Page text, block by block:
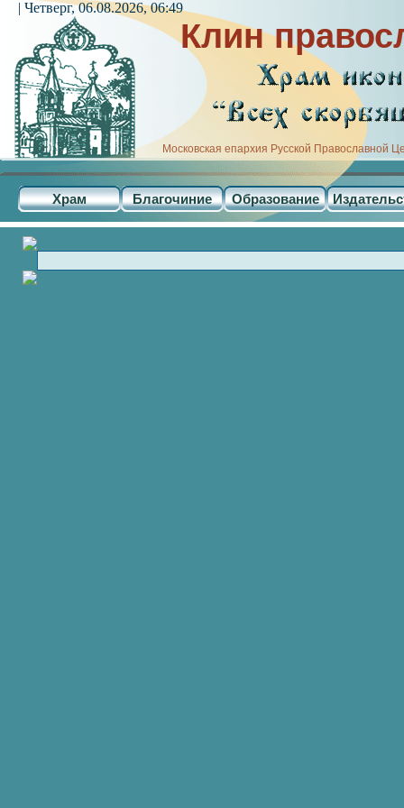
Клин
Московская епархия Русской Православной
Храм Благочиние Образование
| Четверг, 06.08.2026, 06:49